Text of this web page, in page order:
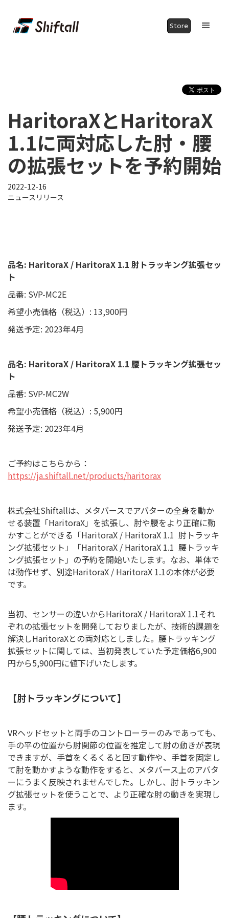
Store
HaritoraXとHaritoraX
1.1に両対応した肘・腰
の拡張セットを予約開始
2022-12-16
ニュースリリース
品名: HaritoraX / HaritoraX 1.1 肘トラッキング拡張セッ
ト
品番: SVP-MC2E
希望小売価格（税込）: 13,900円
発送予定: 2023年4月
品名: HaritoraX / HaritoraX 1.1 腰トラッキング拡張セッ
ト
品番: SVP-MC2W
希望小売価格（税込）: 5,900円
発送予定: 2023年4月
ご予約はこちらから：
https://ja.shiftall.net/products/haritorax
株式会社Shiftallは、メタバースでアバターの全身を動か
せる装置「HaritoraX」を拡張し、肘や腰をより正確に動
かすことができる「HaritoraX / HaritoraX 1.1 肘トラッキ
ング拡張セット」「HaritoraX / HaritoraX 1.1 腰トラッキ
ング拡張セット」の予約を開始いたします。なお、単体で
は動作せず、別途HaritoraX / HaritoraX 1.1の本体が必要
です。
当初、センサーの違いからHaritoraX / HaritoraX 1.1それ
ぞれの拡張セットを開発しておりましたが、技術的課題を
解決しHaritoraXとの両対応としました。腰トラッキング
拡張セットに関しては、当初発表していた予定価格6,900
円から5,900円に値下げいたします。
【肘トラッキングについて】
VRヘッドセットと両手のコントローラーのみであっても、
手の平の位置から肘関節の位置を推定して肘の動きが表現
できますが、手首をくるくると回す動作や、手首を固定し
て肘を動かすような動作をすると、メタバース上のアバタ
ーにうまく反映されませんでした。しかし、肘トラッキン
グ拡張セットを使うことで、より正確な肘の動きを実現し
ます。